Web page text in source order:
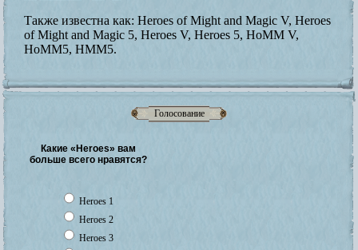
Голосование
Какие «Heroes» вам
больше всего нравятся?
Heroes 1
Heroes 2
Heroes 3
Также известна как: Heroes of Might and Magic V, Heroes
of Might and Magic 5, Heroes V, Heroes 5, HoMM V,
HoMM5, HMM5.